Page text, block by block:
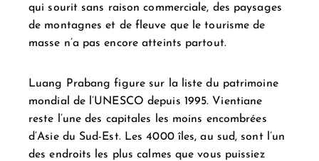
qui sourit sans raison commerciale, des paysages
de montagnes et de fleuve que le tourisme de
masse n’a pas encore atteints partout.
Luang Prabang figure sur la liste du patrimoine
mondial de l’UNESCO depuis 1995. Vientiane
reste l’une des capitales les moins encombrées
d’Asie du Sud-Est. Les 4000 îles, au sud, sont l’un
des endroits les plus calmes que vous puissiez